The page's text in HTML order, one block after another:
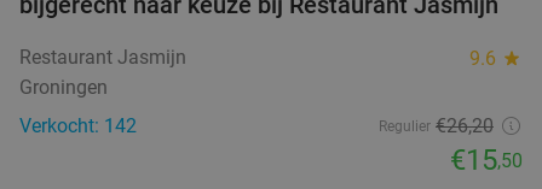
Veendam 28 min.
Verkocht: 211 ,25
Restaurant Jasmijn 9.6 star
Groningen
Verkocht: 142
Regulier €26,20
€15,50